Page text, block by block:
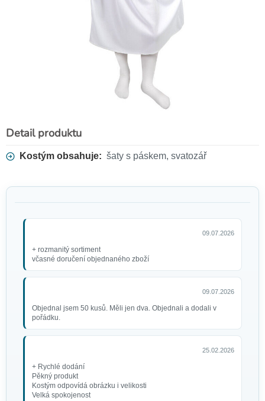
Detail produktu
Kostým obsahuje: šaty s páskem, svatozář
09.07.2026
+ rozmanitý sortiment
včasné doručení objednaného zboží
09.07.2026
Objednal jsem 50 kusů. Měli jen dva. Objednali a dodali v
pořádku.
25.02.2026
+ Rychlé dodání
Pěkný produkt
Kostým odpovídá obrázku i velikosti
Velká spokojenost